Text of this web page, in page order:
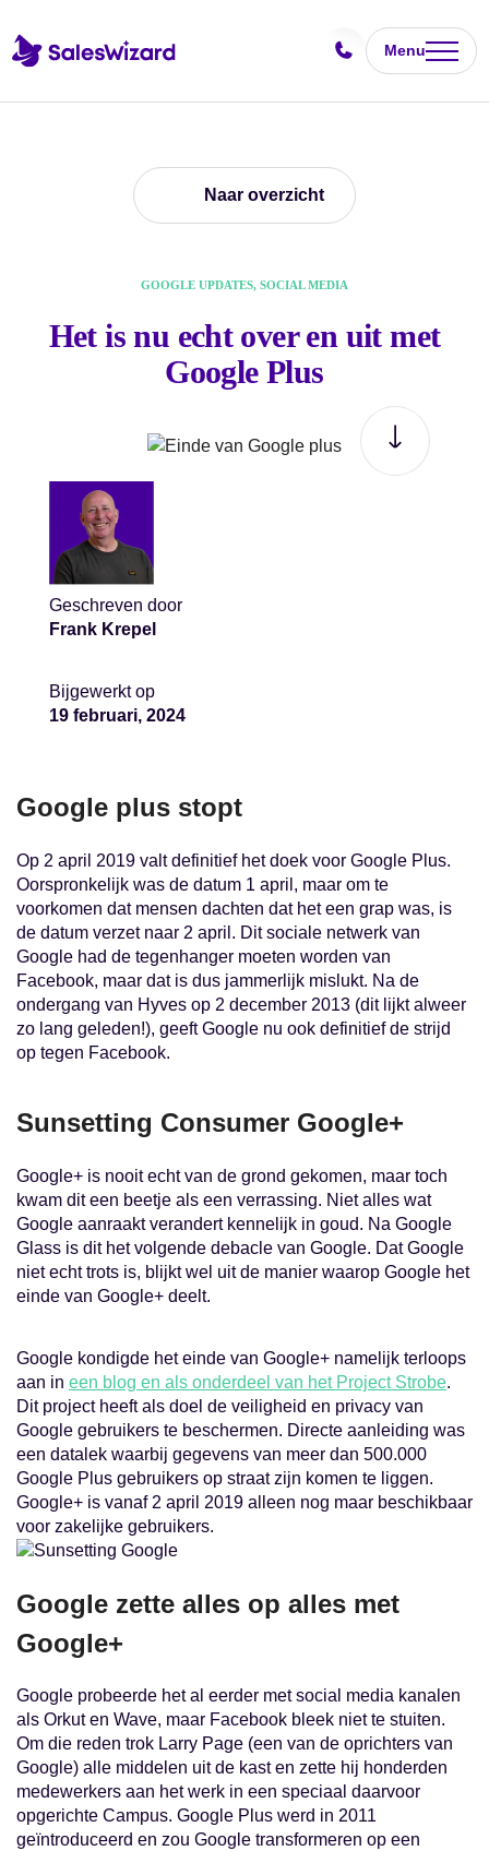
Menu
Naar overzicht
GOOGLE UPDATES, SOCIAL MEDIA
Het is nu echt over en uit met
Google Plus
Geschreven door
Frank Krepel
Bijgewerkt op
19 februari, 2024
Google plus stopt
Op 2 april 2019 valt definitief het doek voor Google Plus.
Oorspronkelijk was de datum 1 april, maar om te
voorkomen dat mensen dachten dat het een grap was, is
de datum verzet naar 2 april. Dit sociale netwerk van
Google had de tegenhanger moeten worden van
Facebook, maar dat is dus jammerlijk mislukt. Na de
ondergang van Hyves op 2 december 2013 (dit lijkt alweer
zo lang geleden!), geeft Google nu ook definitief de strijd
op tegen Facebook.
Sunsetting Consumer Google+
Google+ is nooit echt van de grond gekomen, maar toch
kwam dit een beetje als een verrassing. Niet alles wat
Google aanraakt verandert kennelijk in goud. Na Google
Glass is dit het volgende debacle van Google. Dat Google
niet echt trots is, blijkt wel uit de manier waarop Google het
einde van Google+ deelt.
Google kondigde het einde van Google+ namelijk terloops
aan in een blog en als onderdeel van het Project Strobe.
Dit project heeft als doel de veiligheid en privacy van
Google gebruikers te beschermen. Directe aanleiding was
een datalek waarbij gegevens van meer dan 500.000
Google Plus gebruikers op straat zijn komen te liggen.
Google+ is vanaf 2 april 2019 alleen nog maar beschikbaar
voor zakelijke gebruikers.
Google zette alles op alles met
Google+
Google probeerde het al eerder met social media kanalen
als Orkut en Wave, maar Facebook bleek niet te stuiten.
Om die reden trok Larry Page (een van de oprichters van
Google) alle middelen uit de kast en zette hij honderden
medewerkers aan het werk in een speciaal daarvoor
opgerichte Campus. Google Plus werd in 2011
geïntroduceerd en zou Google transformeren op een